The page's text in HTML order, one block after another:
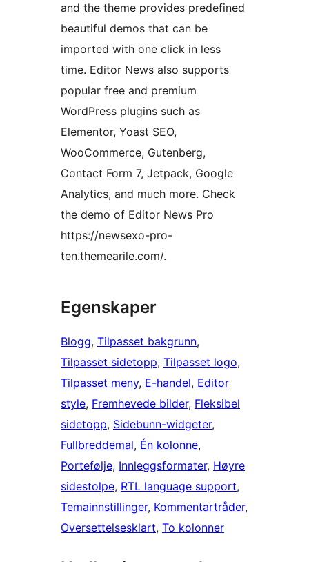
and the theme provides predefined
beautiful demos that can be
imported with one click in less
time. Editor News also supports
popular free and premium
WordPress plugins such as
Elementor, Yoast SEO,
WooCommerce, Gutenberg,
Contact Form 7, Jetpack, Google
Analytics, and much more. Check
the demo of Editor News Pro
https://newsexo-pro-
ten.themearile.com/.
Egenskaper
Blogg, Tilpasset bakgrunn
Tilpasset sidetopp, Tilpasset logo
Tilpasset meny, E-handel, Editor
style, Fremhevede bilder, Fleksibel
sidetopp, Sidebunn-widgeter
Fullbreddemal, Én kolonne
Portefølje, Innleggsformater, Høyre
sidestolpe, RTL language support
Temainnstillinger, Kommentartråder
Oversettelsesklart, To kolonner